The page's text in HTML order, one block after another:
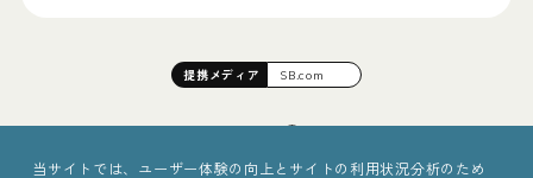
提携メディア SB.com
当サイトでは、ユーザー体験の向上とサイトの利用状況分析のため